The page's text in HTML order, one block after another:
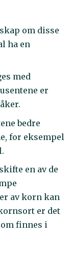
om disse
ha en
med
er
bedre
for eksempel
en av de
av korn kan
er det
finnes i